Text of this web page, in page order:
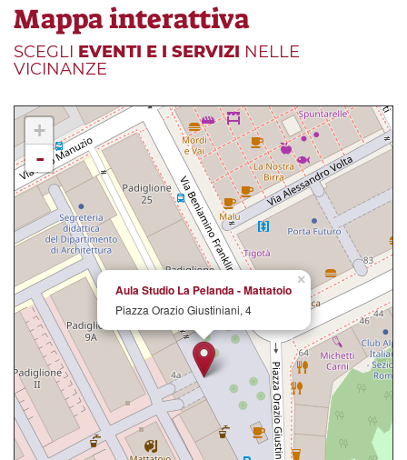
Mappa interattiva
SCEGLI EVENTI E I SERVIZI NELLE
VICINANZE
×
Aula Studio La Pelanda - Mattatoio
Piazza Orazio Giustiniani, 4
+
-